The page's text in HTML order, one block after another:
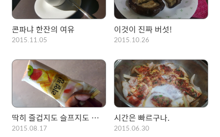
콘파냐 한잔의 여유
2015.11.05
이것이 진짜 버섯!
2015.10.26
딱히 즐겁지도 슬프지도 기쁘지도 않다.
2015.08.17
시간은 빠르구나.
2015.06.30